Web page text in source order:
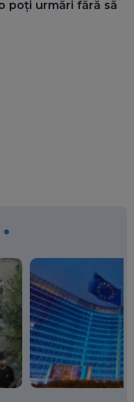
poți urmări fără să